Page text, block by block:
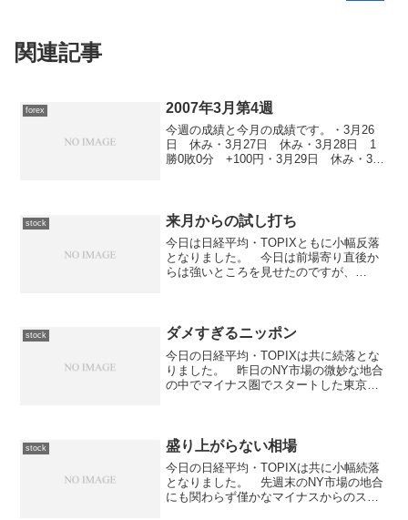
関連記事
forex 2007年3月第4週
今週の成績と今月の成績です。・3月26
日 休み・3月27日 休み・3月28日 1
勝0敗0分 +100円・3月29日 休み・3月
stock 来月からの試し打ち
今日は日経平均・TOPIXともに小幅反落
となりました。 今日は前場寄り直後か
らは強いところを見せたのですが、
するかのよう...
stock ダメすぎるニッポン
今日の日経平均・TOPIXは共に続落とな
りました。 昨日のNY市場の微妙な地合
の中でマイナス圏でスタートした東京市
ころで反転下降し前...
stock 盛り上がらない相場
今日の日経平均・TOPIXは共に小幅続落
となりました。 先週末のNY市場の地合
にも関わらず僅かなマイナスからのスタ